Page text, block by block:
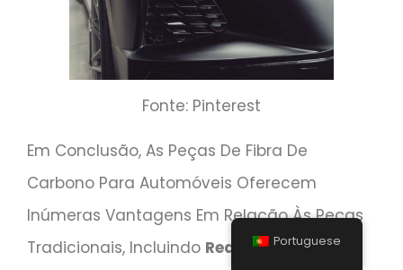
Fonte: Pinterest
Em Conclusão, As Peças De Fibra De
Carbono Para Automóveis Oferecem
Inúmeras Vantagens Em Relação Às Peças
Tradicionais, Incluindo Redução De Peso,
Portuguese